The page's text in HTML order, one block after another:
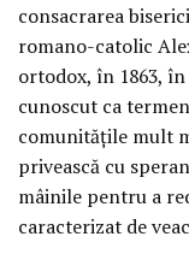
consacrarea
romano-catolic
ortodox, în 1863,
cunoscut ca
comunităţile mult
privească cu
mâinile pentru a
caracterizat de